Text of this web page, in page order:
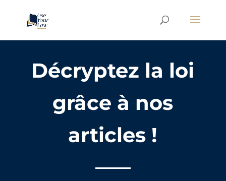
Décryptez la loi
grâce à nos
articles !